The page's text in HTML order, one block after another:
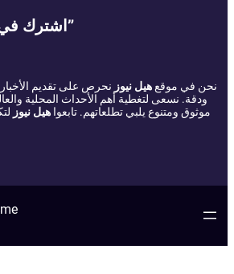
اشترك في النشرة الإخبارية”
نحن في موقع هيل نيوز نحرص على تقديم
ودقة. نسعى لتغطية أهم الأحداث المحلية
موثوق ومتنوع يلبي تطلعاتهم. تابعوا هيل نيوز